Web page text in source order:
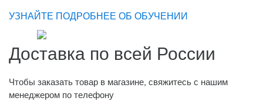
УЗНАЙТЕ ПОДРОБНЕЕ ОБ ОБУЧЕНИИ
Доставка по всей России
Чтобы заказать товар в магазине, свяжитесь с нашим
менеджером по телефону